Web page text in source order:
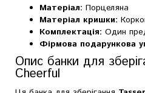
Матеріал: Порцеляна
Матеріал кришки:
Комплектація: Один
Фірмова подарункова
Опис банки для
Cheerful